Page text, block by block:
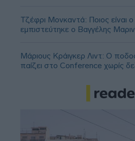
Τζέφρι Μονκαντά: Ποιος είναι
εμπιστεύτηκε ο Βαγγέλης
Μάριους Κράιγκερ Λιντ: Ο
παίζει στο Conference χωρίς